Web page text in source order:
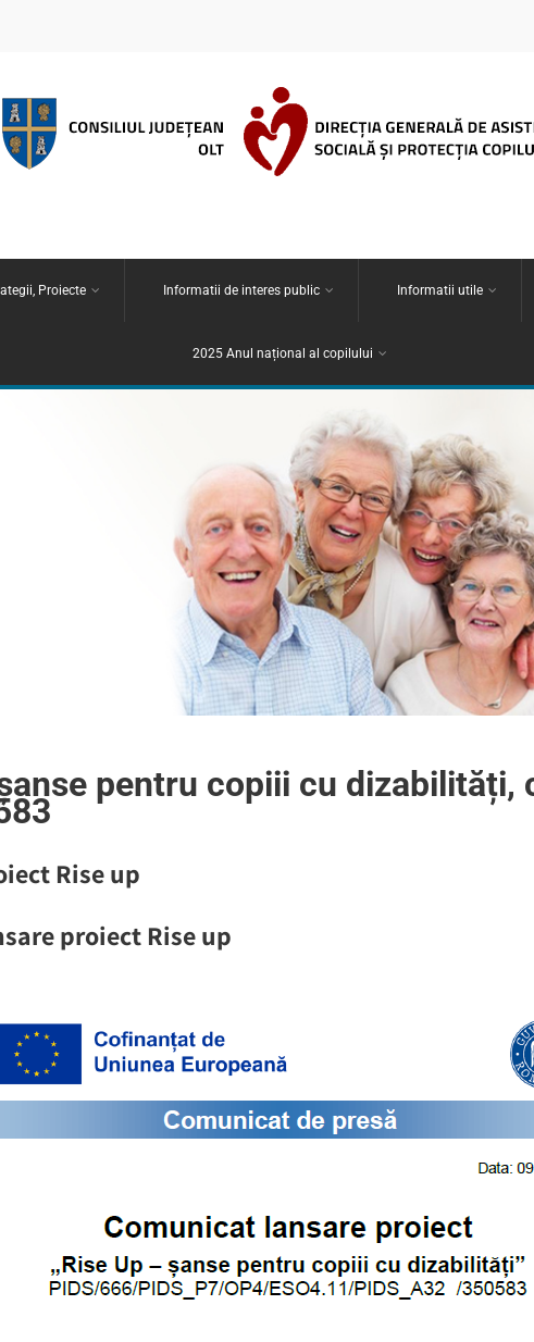
Proiecte Informatii de interes public Informatii utile
2025 Anul național al copilului
pentru copiii cu dizabilități,
Rise up
proiect Rise up